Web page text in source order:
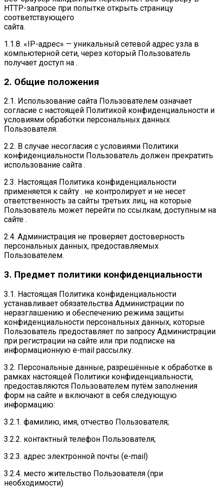
HTTP-запросе при попытке открыть страницу
соответствующего
сайта.
1.1.8. «IP-адрес» — уникальный сетевой адрес узла в
компьютерной сети, через который Пользователь
получает доступ на .
2. Общие положения
2.1. Использование сайта Пользователем означает
согласие с настоящей Политикой конфиденциальности и
условиями обработки персональных данных
Пользователя.
2.2. В случае несогласия с условиями Политики
конфиденциальности Пользователь должен прекратить
использование сайта .
2.3. Настоящая Политика конфиденциальности
применяется к сайту . не контролирует и не несет
ответственность за сайты третьих лиц, на которые
Пользователь может перейти по ссылкам, доступным на
сайте .
2.4. Администрация не проверяет достоверность
персональных данных, предоставляемых
Пользователем.
3. Предмет политики конфиденциальности
3.1. Настоящая Политика конфиденциальности
устанавливает обязательства Администрации по
неразглашению и обеспечению режима защиты
конфиденциальности персональных данных, которые
Пользователь предоставляет по запросу Администрации
при регистрации на сайте или при подписке на
информационную e-mail рассылку.
3.2. Персональные данные, разрешённые к обработке в
рамках настоящей Политики конфиденциальности,
предоставляются Пользователем путём заполнения
форм на сайте и включают в себя следующую
информацию:
3.2.1. фамилию, имя, отчество Пользователя;
3.2.2. контактный телефон Пользователя;
3.2.3. адрес электронной почты (e-mail)
3.2.4. место жительство Пользователя (при
необходимости)